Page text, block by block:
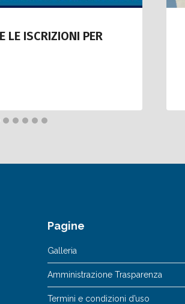
LE ISCRIZIONI PER
Pagine
Galleria
Amministrazione Trasparenza
Termini e condizioni d’uso